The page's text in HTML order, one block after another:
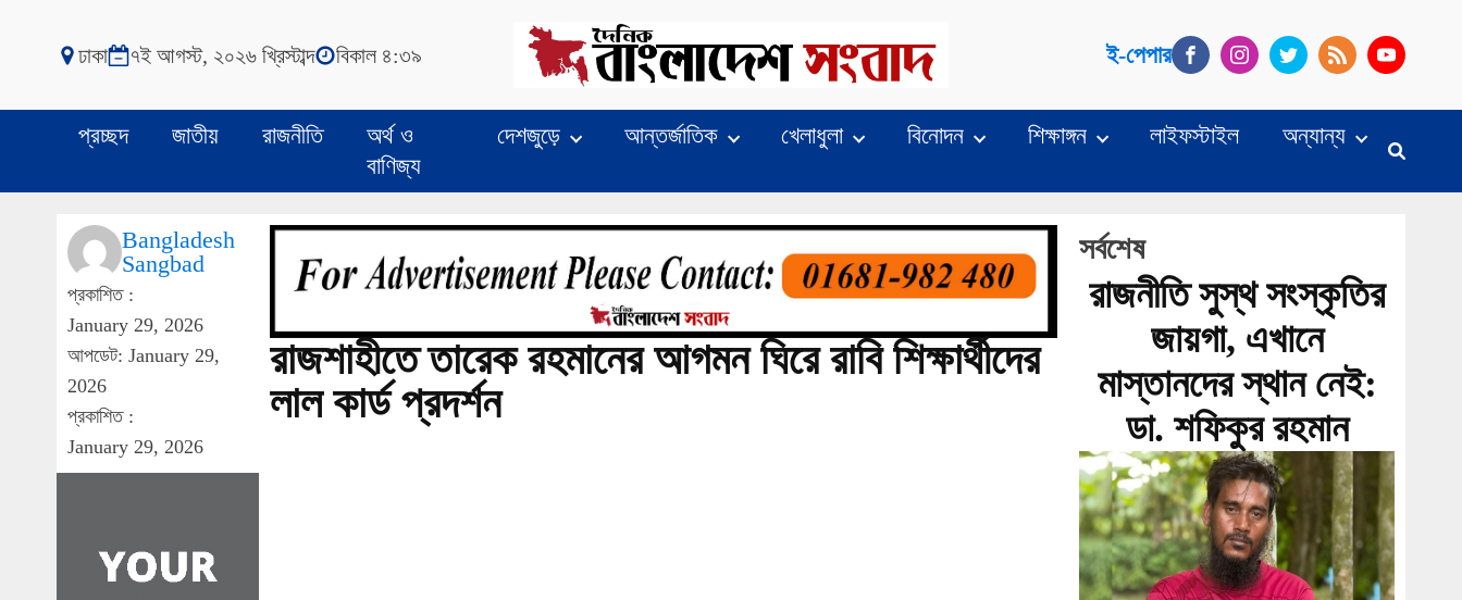
ঢাকা ৭ই আগস্ট, ২০২৬ খ্রিস্টাব্দ বিকাল ৪:৩৯ ই-পেপার
প্রচ্ছদ জাতীয় রাজনীতি
অর্থ ও
বাণিজ্য
দেশজুড়ে আন্তর্জাতিক খেলাধুলা বিনোদন শিক্ষাঙ্গন লাইফস্টাইল অন্যান্য
Bangladesh
Sangbad
প্রকাশিত :
January 29, 2026
আপডেট: January 29,
2026
প্রকাশিত :
January 29, 2026
রাজশাহীতে তারেক রহমানের আগমন ঘিরে রাবি শিক্ষার্থীদের
লাল কার্ড প্রদর্শন
সর্বশেষ
রাজনীতি সুস্থ সংস্কৃতির
জায়গা, এখানে
মাস্তানদের স্থান নেই:
ডা. শফিকুর রহমান